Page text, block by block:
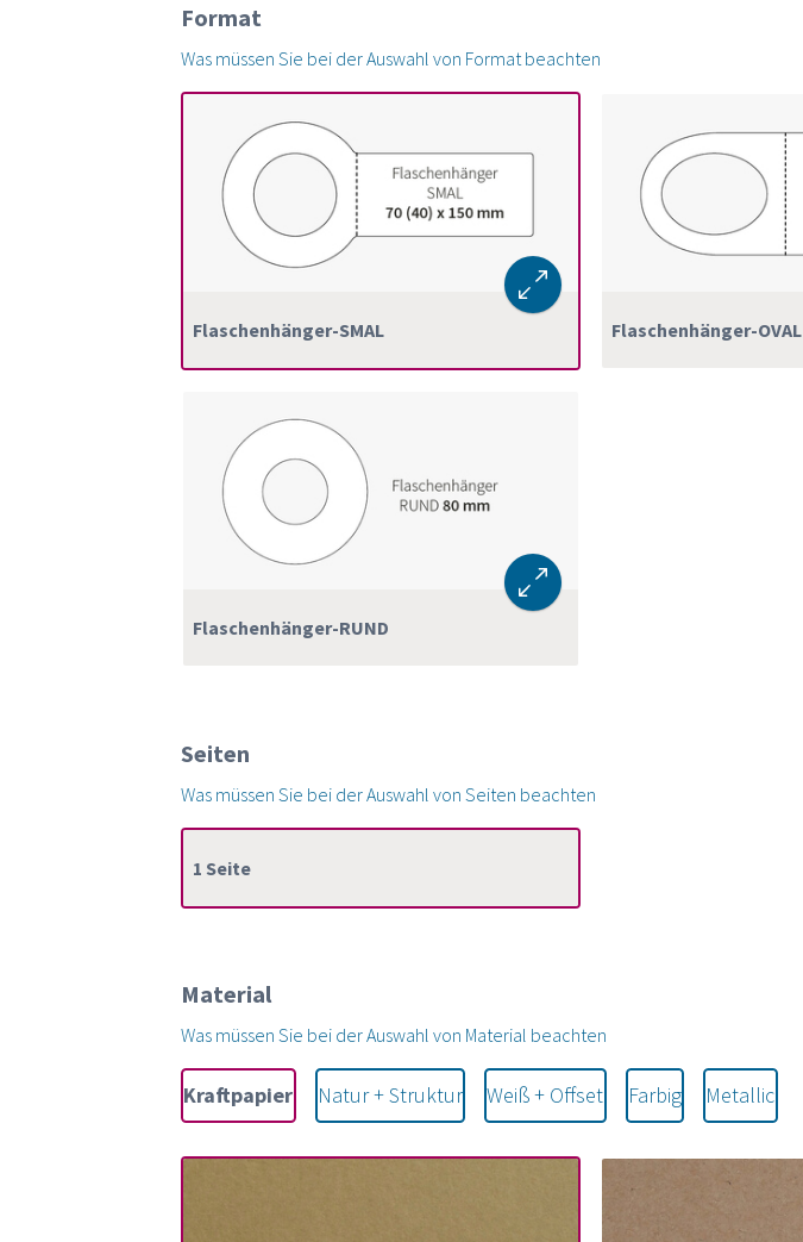
Format
Was müssen Sie bei der Auswahl von Format beachten
Flaschenhänger-SMAL Flaschenhänger-OVAL
Flaschenhänger-RUND
Seiten
Was müssen Sie bei der Auswahl von Seiten beachten
1 Seite
Material
Was müssen Sie bei der Auswahl von Material beachten
Kraftpapier
Natur
+
Weiß
+
Farbig
Metallic
Kraftpapier Natur + Struktur Weiß + Offset Farbig Metallic